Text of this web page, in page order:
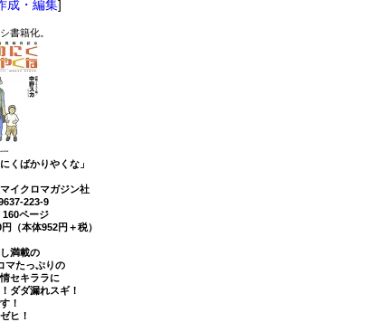
成・編集]
書籍化。
くばかりやくな」
イクロマガジン社
223-9
ページ
（本体952円＋税）
満載の
マたっぷりの
セキララに
ダダ漏れスギ！
！
ヒ！